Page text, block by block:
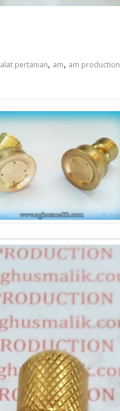
alat pertanian, am, am production